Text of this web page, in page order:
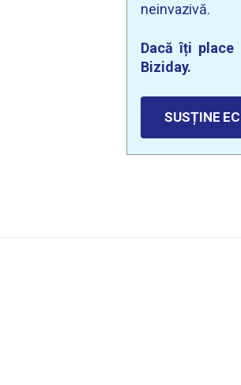
neinvazivă.
Dacă îți
Biziday.
SUSȚINE